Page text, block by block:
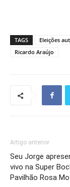
TAGS Eleições
Ricardo Araújo
Artigo anterior
Seu Jorge
vivo na Super
Pavilhão Rosa